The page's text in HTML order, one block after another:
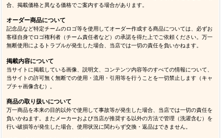
合、掲載価格と異なる価格でご案内する場合があります。
オーダー商品について
記念品など特定チームのロゴ等を使用してオーダー作成する商品については、必ずお
客様自身でロゴ権利者（チーム責任者など）の承諾を得た上でご依頼ください。万一
無断使用によるトラブルが発生した場合、当店では一切の責任を負いかねます。
掲載内容について
当サイトに掲載している画像、説明文、コンテンツ内容等のすべての情報について、
当サイトの許可無く無断での使用・流用・引用等を行うことを一切禁止します（キャ
プチャ画像含む）。
商品の取り扱いについて
万一商品を本来の目的以外で使用して事故等が発生した場合、当店では一切の責任を
負いかねます。またメーカーおよび当店が推奨する以外の方法で管理（洗濯含む）を
行い破損等が発生した場合、使用状況に関わらず交換・返品はできません。